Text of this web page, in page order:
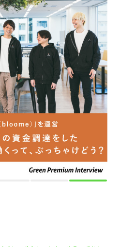
バシーポリシーセキュリティポリシー
くある質問 サイトマップ Green Identity
Inc. All Right Reserved.
バックオフィス職の求人 人事・総務